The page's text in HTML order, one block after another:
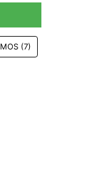
MOS (7)